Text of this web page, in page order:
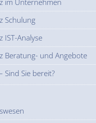
im Unternehmen
Schulung
IST-Analyse
Beratung- und Angebote
Sind Sie bereit?